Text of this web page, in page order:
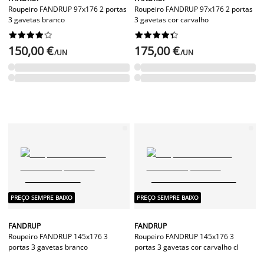
Roupeiro FANDRUP 97x176 2 portas
3 gavetas branco






150,00 €/UN
Roupeiro FANDRUP 97x176 2 portas
3 gavetas cor carvalho






175,00 €/UN
PREÇO SEMPRE BAIXO
FANDRUP
Roupeiro FANDRUP 145x176 3
portas 3 gavetas branco
PREÇO SEMPRE BAIXO
FANDRUP
Roupeiro FANDRUP 145x176 3
portas 3 gavetas cor carvalho cl